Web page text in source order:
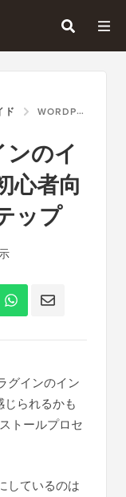
ド WORDPRESSプラグインのインストール方法 – 初心者向けステップバイステップ
のイ
心者向
ップ
グインのイン
られるかも
トールプロセ
しているのは